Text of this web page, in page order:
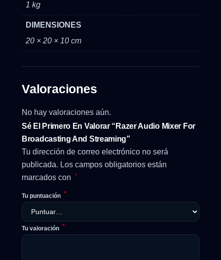
1 kg
DIMENSIONES
20 × 20 × 10 cm
Valoraciones
No hay valoraciones aún.
Sé El Primero En Valorar “Razer Audio Mixer For
Broadcasting And Streaming”
Tu dirección de correo electrónico no será
publicada. Los campos obligatorios están
marcados con *
Tu puntuación *
Tu valoración *